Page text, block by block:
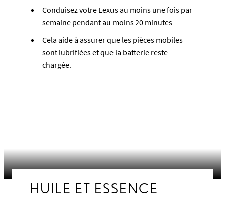
Conduisez votre Lexus au moins une fois par
semaine pendant au moins 20 minutes
Cela aide à assurer que les pièces mobiles
sont lubrifiées et que la batterie reste
chargée.
HUILE ET ESSENCE